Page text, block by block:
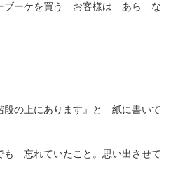
ブーケを買う お客様は あら な
段の上にあります』と 紙に書いて
忘れていたこと。思い出させて